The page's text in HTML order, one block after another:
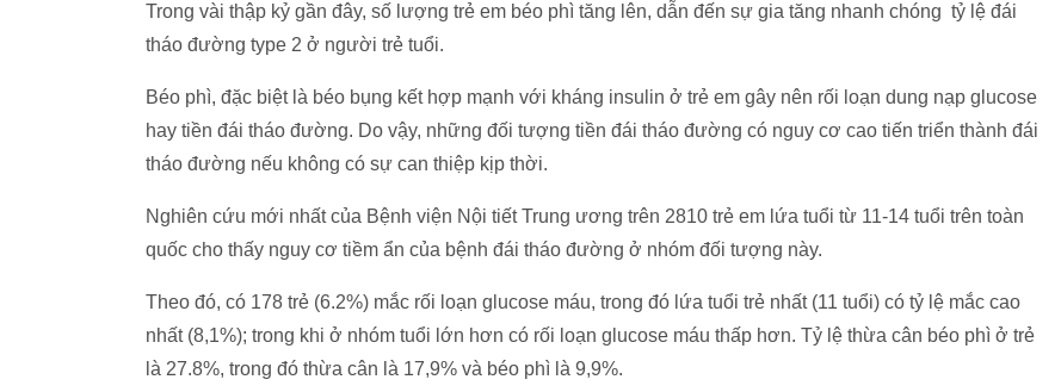
Trong vài thập kỷ gần đây, số lượng trẻ em béo phì tăng lên, dẫn đến sự gia tăng nhanh chóng tỷ lệ đái
tháo đường type 2 ở người trẻ tuổi.
Béo phì, đặc biệt là béo bụng kết hợp mạnh với kháng insulin ở trẻ em gây nên rối loạn dung nạp glucose
hay tiền đái tháo đường. Do vậy, những đối tượng tiền đái tháo đường có nguy cơ cao tiến triển thành đái
tháo đường nếu không có sự can thiệp kịp thời.
Nghiên cứu mới nhất của Bệnh viện Nội tiết Trung ương trên 2810 trẻ em lứa tuổi từ 11-14 tuổi trên toàn
quốc cho thấy nguy cơ tiềm ẩn của bệnh đái tháo đường ở nhóm đối tượng này.
Theo đó, có 178 trẻ (6.2%) mắc rối loạn glucose máu, trong đó lứa tuổi trẻ nhất (11 tuổi) có tỷ lệ mắc cao
nhất (8,1%); trong khi ở nhóm tuổi lớn hơn có rối loạn glucose máu thấp hơn. Tỷ lệ thừa cân béo phì ở trẻ
là 27.8%, trong đó thừa cân là 17,9% và béo phì là 9,9%.